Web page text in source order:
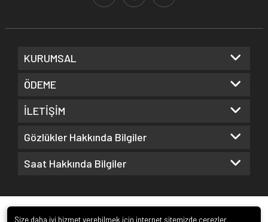
KURUMSAL
ÖDEME
İLETİŞİM
Gözlükler Hakkında Bilgiler
Saat Hakkında Bilgiler
Size daha iyi hizmet verebilmek için internet sitemizde çerezler